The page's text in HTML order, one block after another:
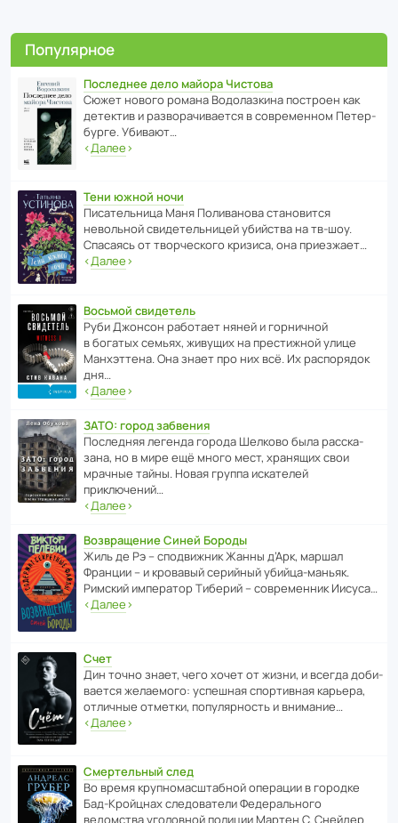
Популярное
Последнее дело майора Чистова
Сюжет нового романа Водо­ла­з­кина пост­роен как
дете­ктив и разво­ра­чи­ва­ется в совре­менном Пете­р­
бурге. Убивают…
‹Далее›
Тени южной ночи
Писа­тель­ница Маня Поли­ва­нова стано­вится
невольной свиде­тель­ницей убийства на тв-шоу.
Спасаясь от твор­че­с­кого кризиса, она приезжает…
‹Далее›
Восьмой свидетель
Руби Джонсон рабо­тает няней и горни­чной
в богатых семьях, живущих на прес­ти­жной улице
Манх­эт­тена. Она знает про них всё. Их распо­рядок
дня…
‹Далее›
ЗАТО: город забвения
После­дняя легенда города Шелково была расска­
зана, но в мире ещё много мест, хранящих свои
мрачные тайны. Новая группа иска­телей
приключений…
‹Далее›
Возвращение Синей Бороды
Жиль де Рэ – спод­ви­жник Жанны д’Арк, маршал
Франции – и кровавый серийный убийца-маньяк.
Римский импе­ратор Тиберий – совре­менник Иисуса…
‹Далее›
Счет
Дин точно знает, чего хочет от жизни, и всегда доби­
ва­ется жела­е­мого: успе­шная спор­ти­вная карьера,
отли­чные отметки, попу­ля­р­ность и внимание…
‹Далее›
Смертельный след
Во время круп­но­мас­ш­та­бной операции в городке
Бад‑Крой­цнах следо­ва­тели Феде­раль­ного